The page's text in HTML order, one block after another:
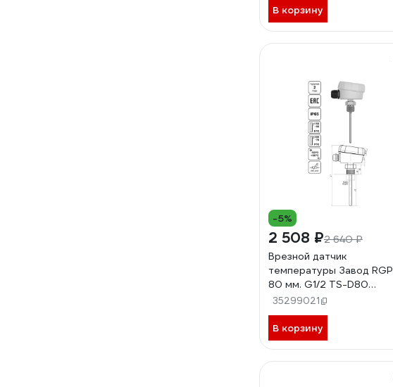
В корзину
-5%
2 508 ₽2 640 ₽
Врезной датчик
температуры Завод RGP
80 мм. G1/2 TS-D80
PT1000
35299021
В корзину